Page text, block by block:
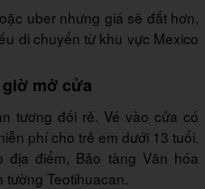
uber nhưng giá sẽ đắt hơn,
di chuyển từ khu vực Mexico
giờ mở cửa
tương đối rẻ. Vé vào cửa có
phí cho trẻ em dưới 13 tuổi.
điểm, Bảo tàng Văn hóa
tường Teotihuacan.